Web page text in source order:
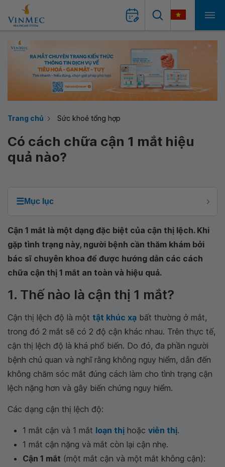
Trang chủ Sức khoẻ tổng hợp
Có cách chữa cận 1 mắt hiệu
quả nào?
☰Mục lục
Cận 1 mắt là một dạng đặc biệt của cận thị lệch. Khi
gặp tình trạng này, người bệnh cần thăm khám bởi
bác sĩ chuyên khoa để được hướng dẫn các cách
chữa cận thị 1 mắt an toàn và hiệu quả.
1. Thế nào là cận thị 1 mắt?
Cận thị lệch độ là một tật khúc xạ bất thường ở mắt,
trong đó 2 mắt sẽ có 2 độ cận khác nhau. Trên thực tế,
cận thị lệch độ là khá phổ biến. Do đó, đa phần người
bệnh chủ quan và nghĩ rằng không nguy hiểm, dẫn đến
không chăm sóc mắt đúng cách làm cho tình trạng cận
lệch nặng hơn và gây biến chứng nguy hiểm.
Các dạng cận thị lệch độ:
1 mắt cận và 1 mắt loạn thị hoặc viễn thị.
1 mắt cận nặng và mắt còn lại cận nhẹ.
Cận 1 mắt (một mắt cận và một mắt không cận):